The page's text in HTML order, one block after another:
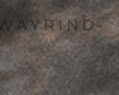
A Y R I N D •